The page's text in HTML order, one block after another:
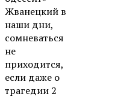
Жванецкий в
наши дни,
сомневаться
не
приходится,
если даже о
трагедии 2